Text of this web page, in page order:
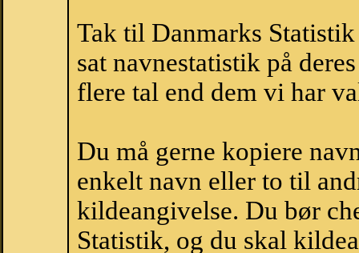
Tak til Danmarks
sat navnestatistik på
flere tal end dem vi har
Du må gerne kopiere
enkelt navn eller to til
kildeangivelse. Du bør
Statistik, og du skal